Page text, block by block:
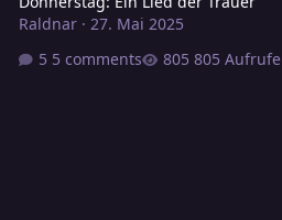
Raldnar· 27. Mai 2025
5 comments
805 Aufrufe